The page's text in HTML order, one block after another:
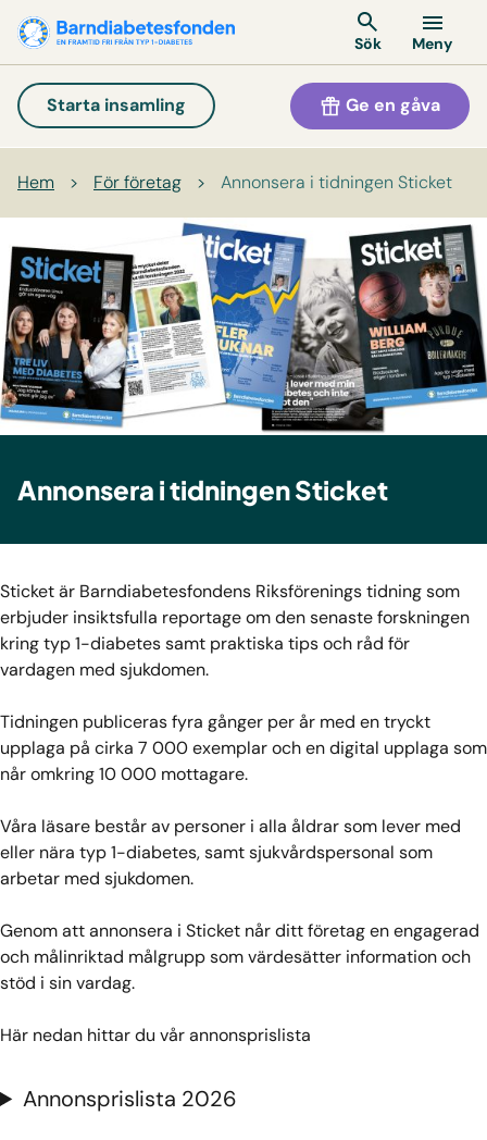
Sök Meny
Starta insamling Ge en gåva
Hem > För företag > Annonsera i tidningen Sticket
Annonsera i tidningen Sticket
Sticket är Barndiabetesfondens Riksförenings tidning som
erbjuder insiktsfulla reportage om den senaste forskningen
kring typ 1-diabetes samt praktiska tips och råd för
vardagen med sjukdomen.
Tidningen publiceras fyra gånger per år med en tryckt
upplaga på cirka 7 000 exemplar och en digital upplaga som
når omkring 10 000 mottagare.
Våra läsare består av personer i alla åldrar som lever med
eller nära typ 1-diabetes, samt sjukvårdspersonal som
arbetar med sjukdomen.
Genom att annonsera i Sticket når ditt företag en engagerad
och målinriktad målgrupp som värdesätter information och
stöd i sin vardag.
Här nedan hittar du vår annonsprislista
Annonsprislista 2026